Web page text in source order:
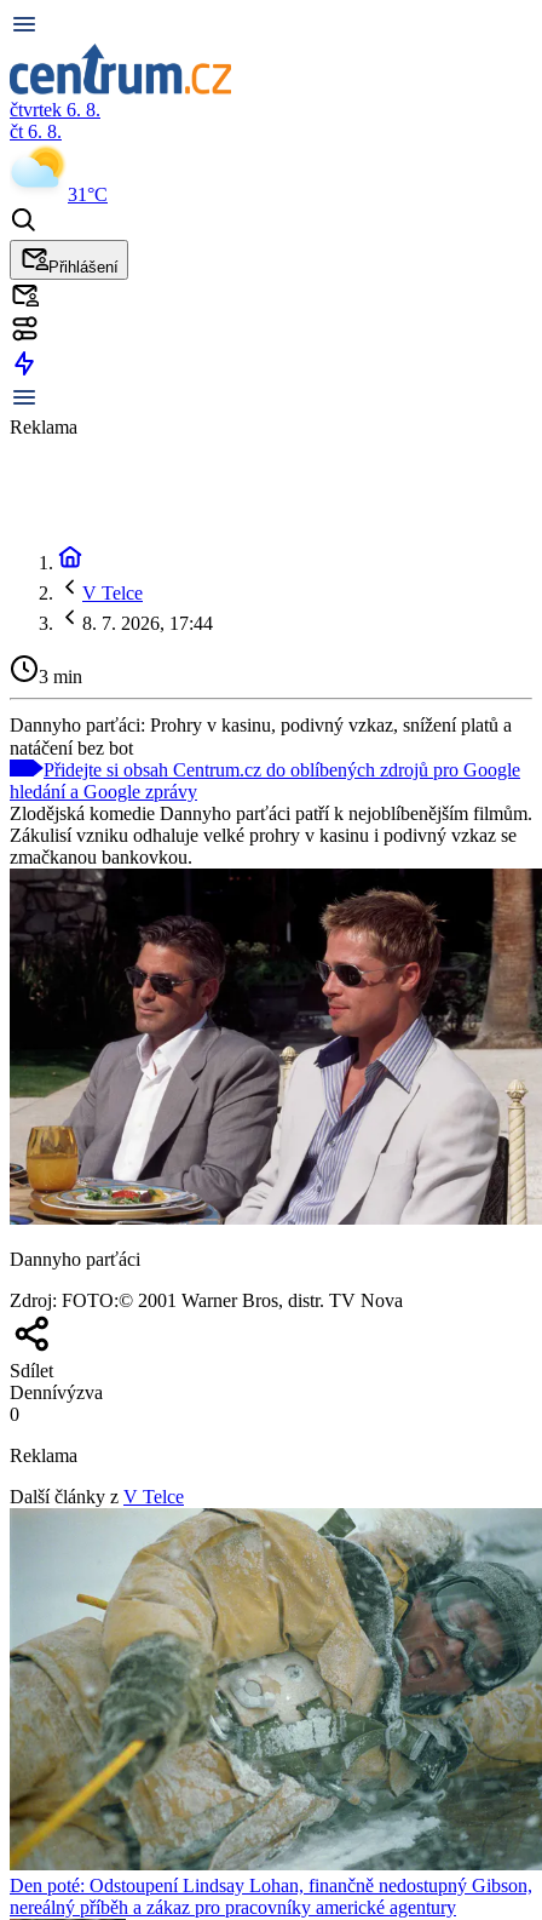
čtvrtek 6. 8.
čt 6. 8.
31°C
Přihlášení
Reklama
V Telce
8. 7. 2026, 17:44
3 min
Dannyho parťáci: Prohry v kasinu, podivný vzkaz, snížení platů a
natáčení bez bot
Přidejte si obsah Centrum.cz do oblíbených zdrojů pro Google
hledání a Google zprávy
Zlodějská komedie Dannyho parťáci patří k nejoblíbenějším filmům.
Zákulisí vzniku odhaluje velké prohry v kasinu i podivný vzkaz se
zmačkanou bankovkou.
Dannyho parťáci
Zdroj: FOTO:© 2001 Warner Bros, distr. TV Nova
Sdílet
Dennívýzva
0
Reklama
Další články z V Telce
Den poté: Odstoupení Lindsay Lohan, finančně nedostupný Gibson,
nereálný příběh a zákaz pro pracovníky americké agentury